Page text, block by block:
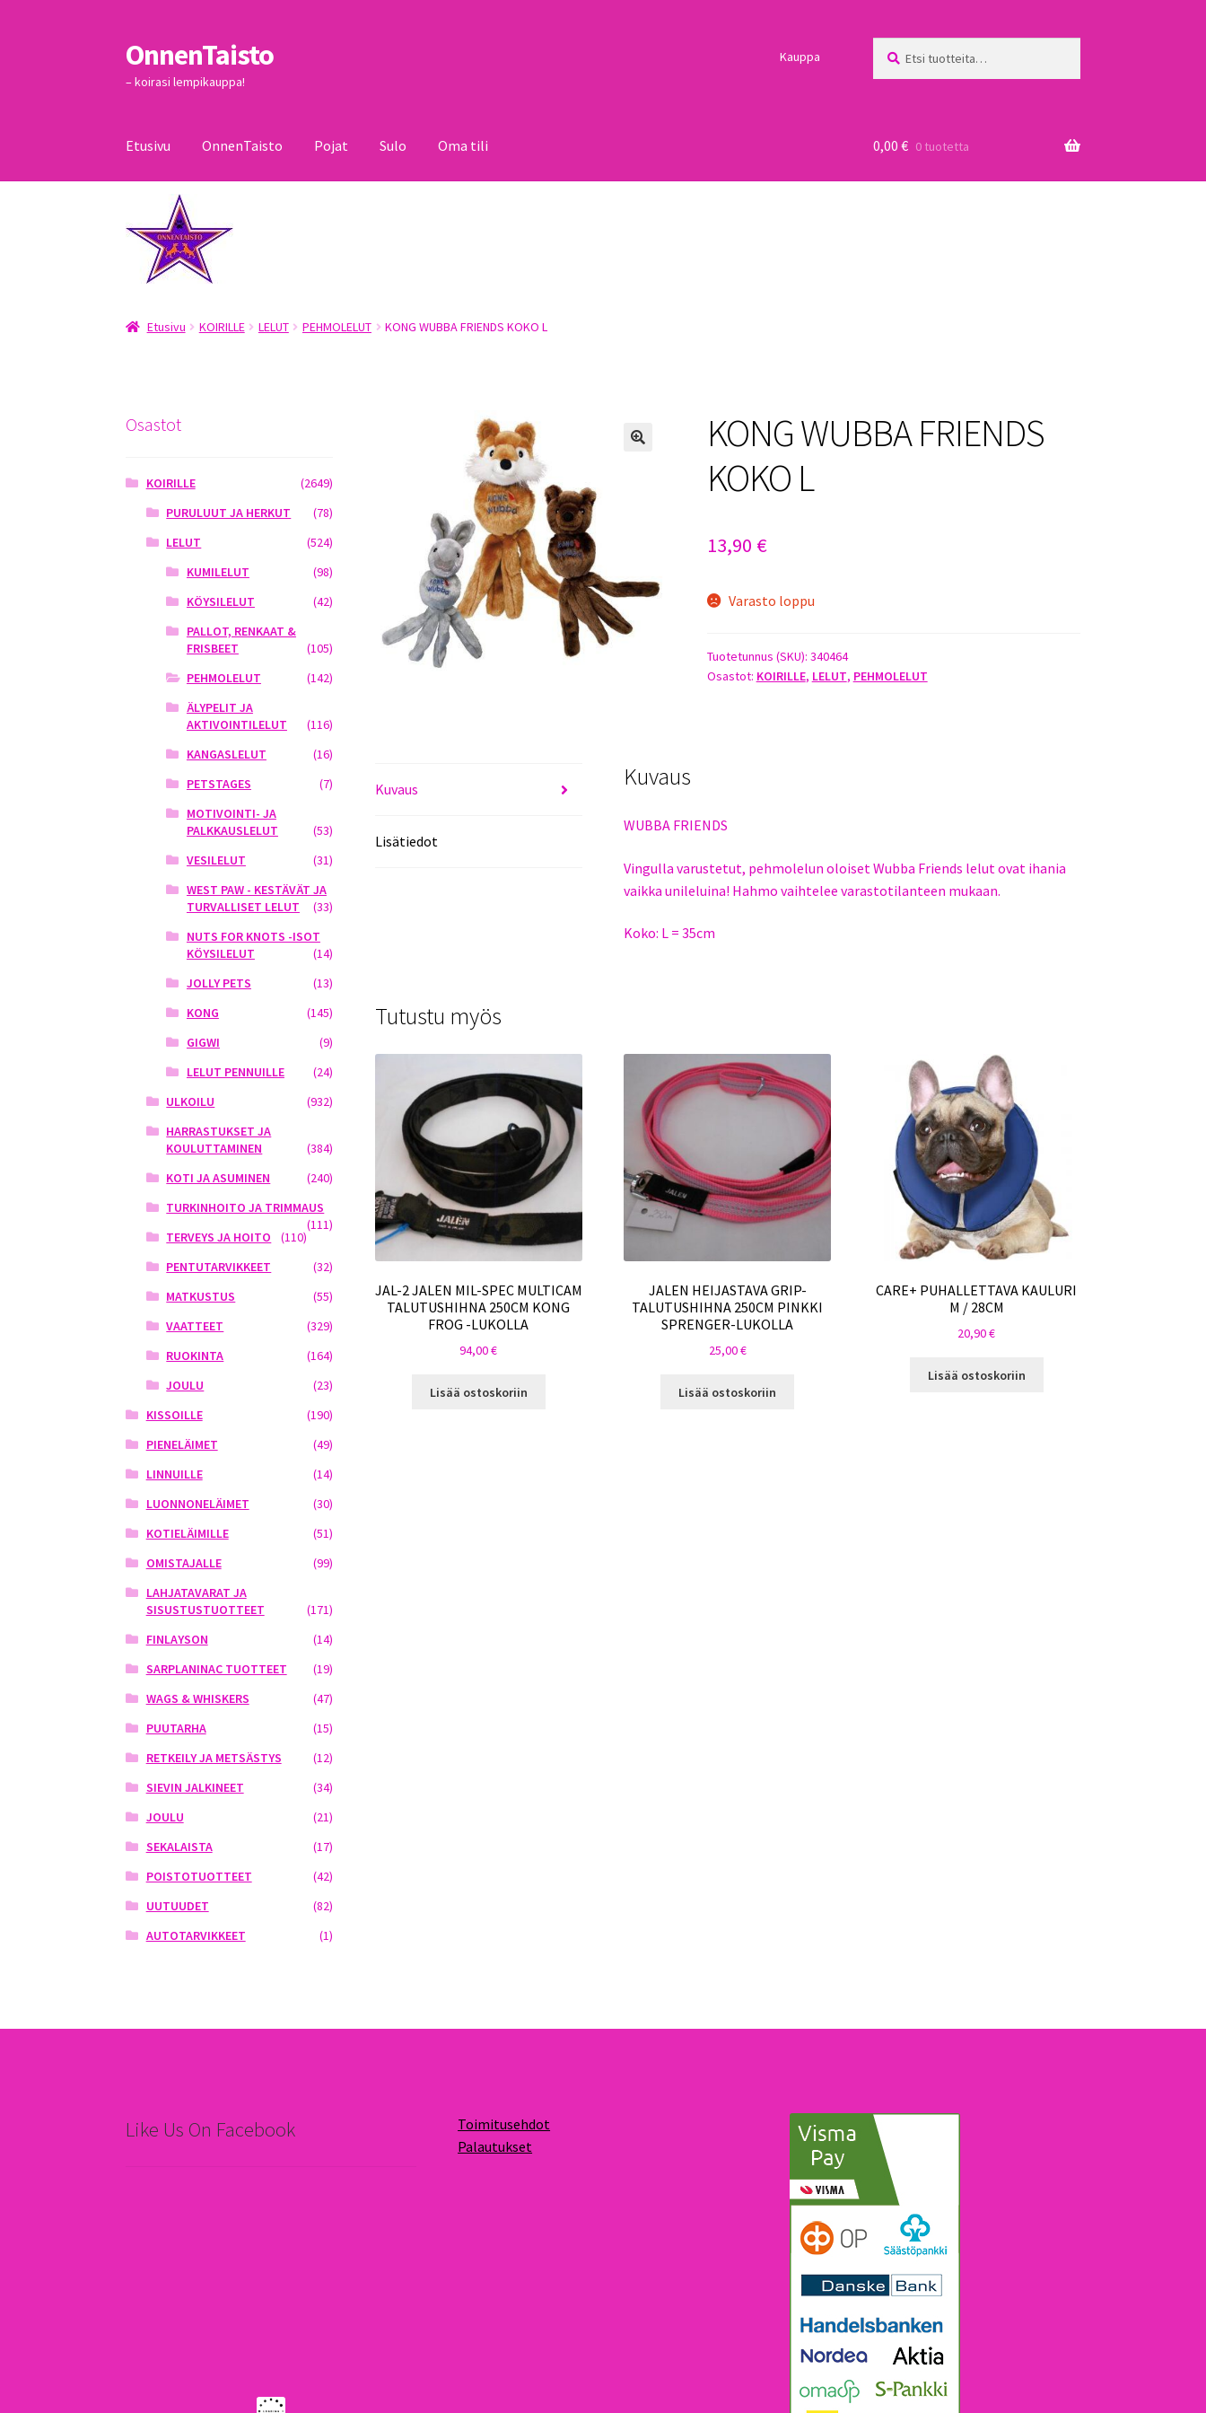
Siirry
navigointiin
Siirry
sisältöön
OnnenTaisto
– koirasi lempikauppa!
Kauppa
Etusivu OnnenTaisto Pojat Sulo Oma tili
Kassa
0,00 € 0 tuotetta
Etusivu KOIRILLE LELUT PEHMOLELUT KONG WUBBA FRIENDS KOKO L
KONG WUBBA FRIENDS
KOKO L
13,90 €
Varasto loppu
Tuotetunnus (SKU): 340464
Osastot: KOIRILLE, LELUT, PEHMOLELUT
Kuvaus
Lisätiedot
Kuvaus
WUBBA FRIENDS
Vingulla varustetut, pehmolelun oloiset Wubba Friends lelut ovat ihania
vaikka unileluina! Hahmo vaihtelee varastotilanteen mukaan.
Koko: L = 35cm
Tutustu myös
JAL-2 JALEN MIL-SPEC MULTICAM
TALUTUSHIHNA 250CM KONG
FROG -LUKOLLA
94,00€
Lisää ostoskoriin
JALEN HEIJASTAVA GRIP-
TALUTUSHIHNA 250CM PINKKI
SPRENGER-LUKOLLA
25,00€
Lisää ostoskoriin
CARE+ PUHALLETTAVA KAULURI
M / 28CM
20,90€
Lisää ostoskoriin
Osastot
KOIRILLE
(2649)
PURULUUT JA HERKUT
(78)
LELUT
(524)
KUMILELUT
(98)
KÖYSILELUT
(42)
PALLOT, RENKAAT &
FRISBEET
(105)
PEHMOLELUT
(142)
ÄLYPELIT JA
AKTIVOINTILELUT
(116)
KANGASLELUT
(16)
PETSTAGES
(7)
MOTIVOINTI- JA
PALKKAUSLELUT
(53)
VESILELUT
(31)
WEST PAW - KESTÄVÄT JA
TURVALLISET LELUT
(33)
NUTS FOR KNOTS -ISOT
KÖYSILELUT
(14)
JOLLY PETS
(13)
KONG
(145)
GIGWI
(9)
LELUT PENNUILLE
(24)
ULKOILU
(932)
HARRASTUKSET JA
KOULUTTAMINEN
(384)
KOTI JA ASUMINEN
(240)
TURKINHOITO JA TRIMMAUS
(111)
TERVEYS JA HOITO
(110)
PENTUTARVIKKEET
(32)
MATKUSTUS
(55)
VAATTEET
(329)
RUOKINTA
(164)
JOULU
(23)
KISSOILLE
(190)
PIENELÄIMET
(49)
LINNUILLE
(14)
LUONNONELÄIMET
(30)
KOTIELÄIMILLE
(51)
OMISTAJALLE
(99)
LAHJATAVARAT JA
SISUSTUSTUOTTEET
(171)
FINLAYSON
(14)
SARPLANINAC TUOTTEET
(19)
WAGS & WHISKERS
(47)
PUUTARHA
(15)
RETKEILY JA METSÄSTYS
(12)
SIEVIN JALKINEET
(34)
JOULU
(21)
SEKALAISTA
(17)
POISTOTUOTTEET
(42)
UUTUUDET
(82)
AUTOTARVIKKEET
(1)
Like Us On Facebook
Toimitusehdot
Palautukset